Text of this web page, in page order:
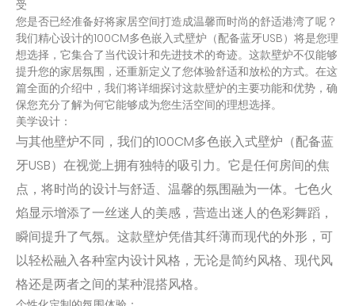
受
您是否已经准备好将家居空间打造成温馨而时尚的舒适港湾了呢？
我们精心设计的100CM多色嵌入式壁炉（配备蓝牙USB）将是您理
想选择，它集合了当代设计和先进技术的奇迹。这款壁炉不仅能够
提升您的家居氛围，还重新定义了您体验舒适和放松的方式。在这
篇全面的介绍中，我们将详细探讨这款壁炉的主要功能和优势，确
保您充分了解为何它能够成为您生活空间的理想选择。
美学设计：
与其他壁炉不同，我们的100CM多色嵌入式壁炉（配备蓝
牙USB）在视觉上拥有独特的吸引力。它是任何房间的焦
点，将时尚的设计与舒适、温馨的氛围融为一体。七色火
焰显示增添了一丝迷人的美感，营造出迷人的色彩舞蹈，
瞬间提升了气氛。这款壁炉凭借其纤薄而现代的外形，可
以轻松融入各种室内设计风格，无论是简约风格、现代风
格还是两者之间的某种混搭风格。